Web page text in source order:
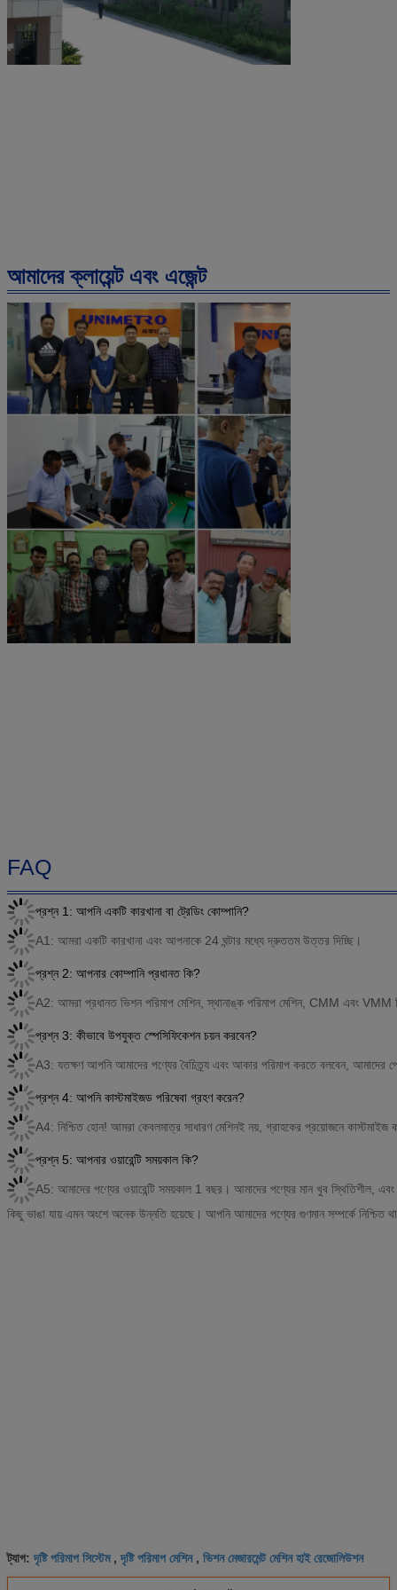
আমাদের ক্লায়েন্ট এবং এজেন্ট
FAQ
প্রশ্ন 1: আপনি একটি কারখানা বা ট্রেডিং কোম্পানি?
A1: আমরা একটি কারখানা এবং আপনাকে 24 ঘন্টার মধ্যে দ্রুততম উত্তর দিচ্ছি।
প্রশ্ন 2: আপনার কোম্পানি প্রধানত কি?
A2: আমরা প্রধানত ভিশন পরিমাপ মেশিন, স্থানাঙ্ক পরিমাপ মেশিন, CMM এবং VMM
প্রশ্ন 3: কীভাবে উপযুক্ত স্পেসিফিকেশন চয়ন করবেন?
A3: যতক্ষণ আপনি আমাদের পণ্যের বৈচিত্র্য এবং আকার পরিমাপ করতে বলবেন, আমাদের
প্রশ্ন 4: আপনি কাস্টমাইজড পরিষেবা গ্রহণ করেন?
A4: নিশ্চিত হোন! আমরা কেবলমাত্র সাধারণ মেশিনই নয়, গ্রাহকের প্রয়োজনে কাস্টমাইজ
প্রশ্ন 5: আপনার ওয়ারেন্টি সময়কাল কি?
A5: আমাদের পণ্যের ওয়ারেন্টি সময়কাল 1 বছর। আমাদের পণ্যের মান খুব স্থিতিশীল,
কিছু ভাঙা যায় এমন অংশে অনেক উন্নতি হয়েছে। আপনি আমাদের পণ্যের গুণমান সম্পর্কে নিশ্চিত
ট্যাগ:দৃষ্টি পরিমাপ সিস্টেম,দৃষ্টি পরিমাপ মেশিন, ভিশন মেজারমেন্ট মেশিন হাই রেজোলিউশন